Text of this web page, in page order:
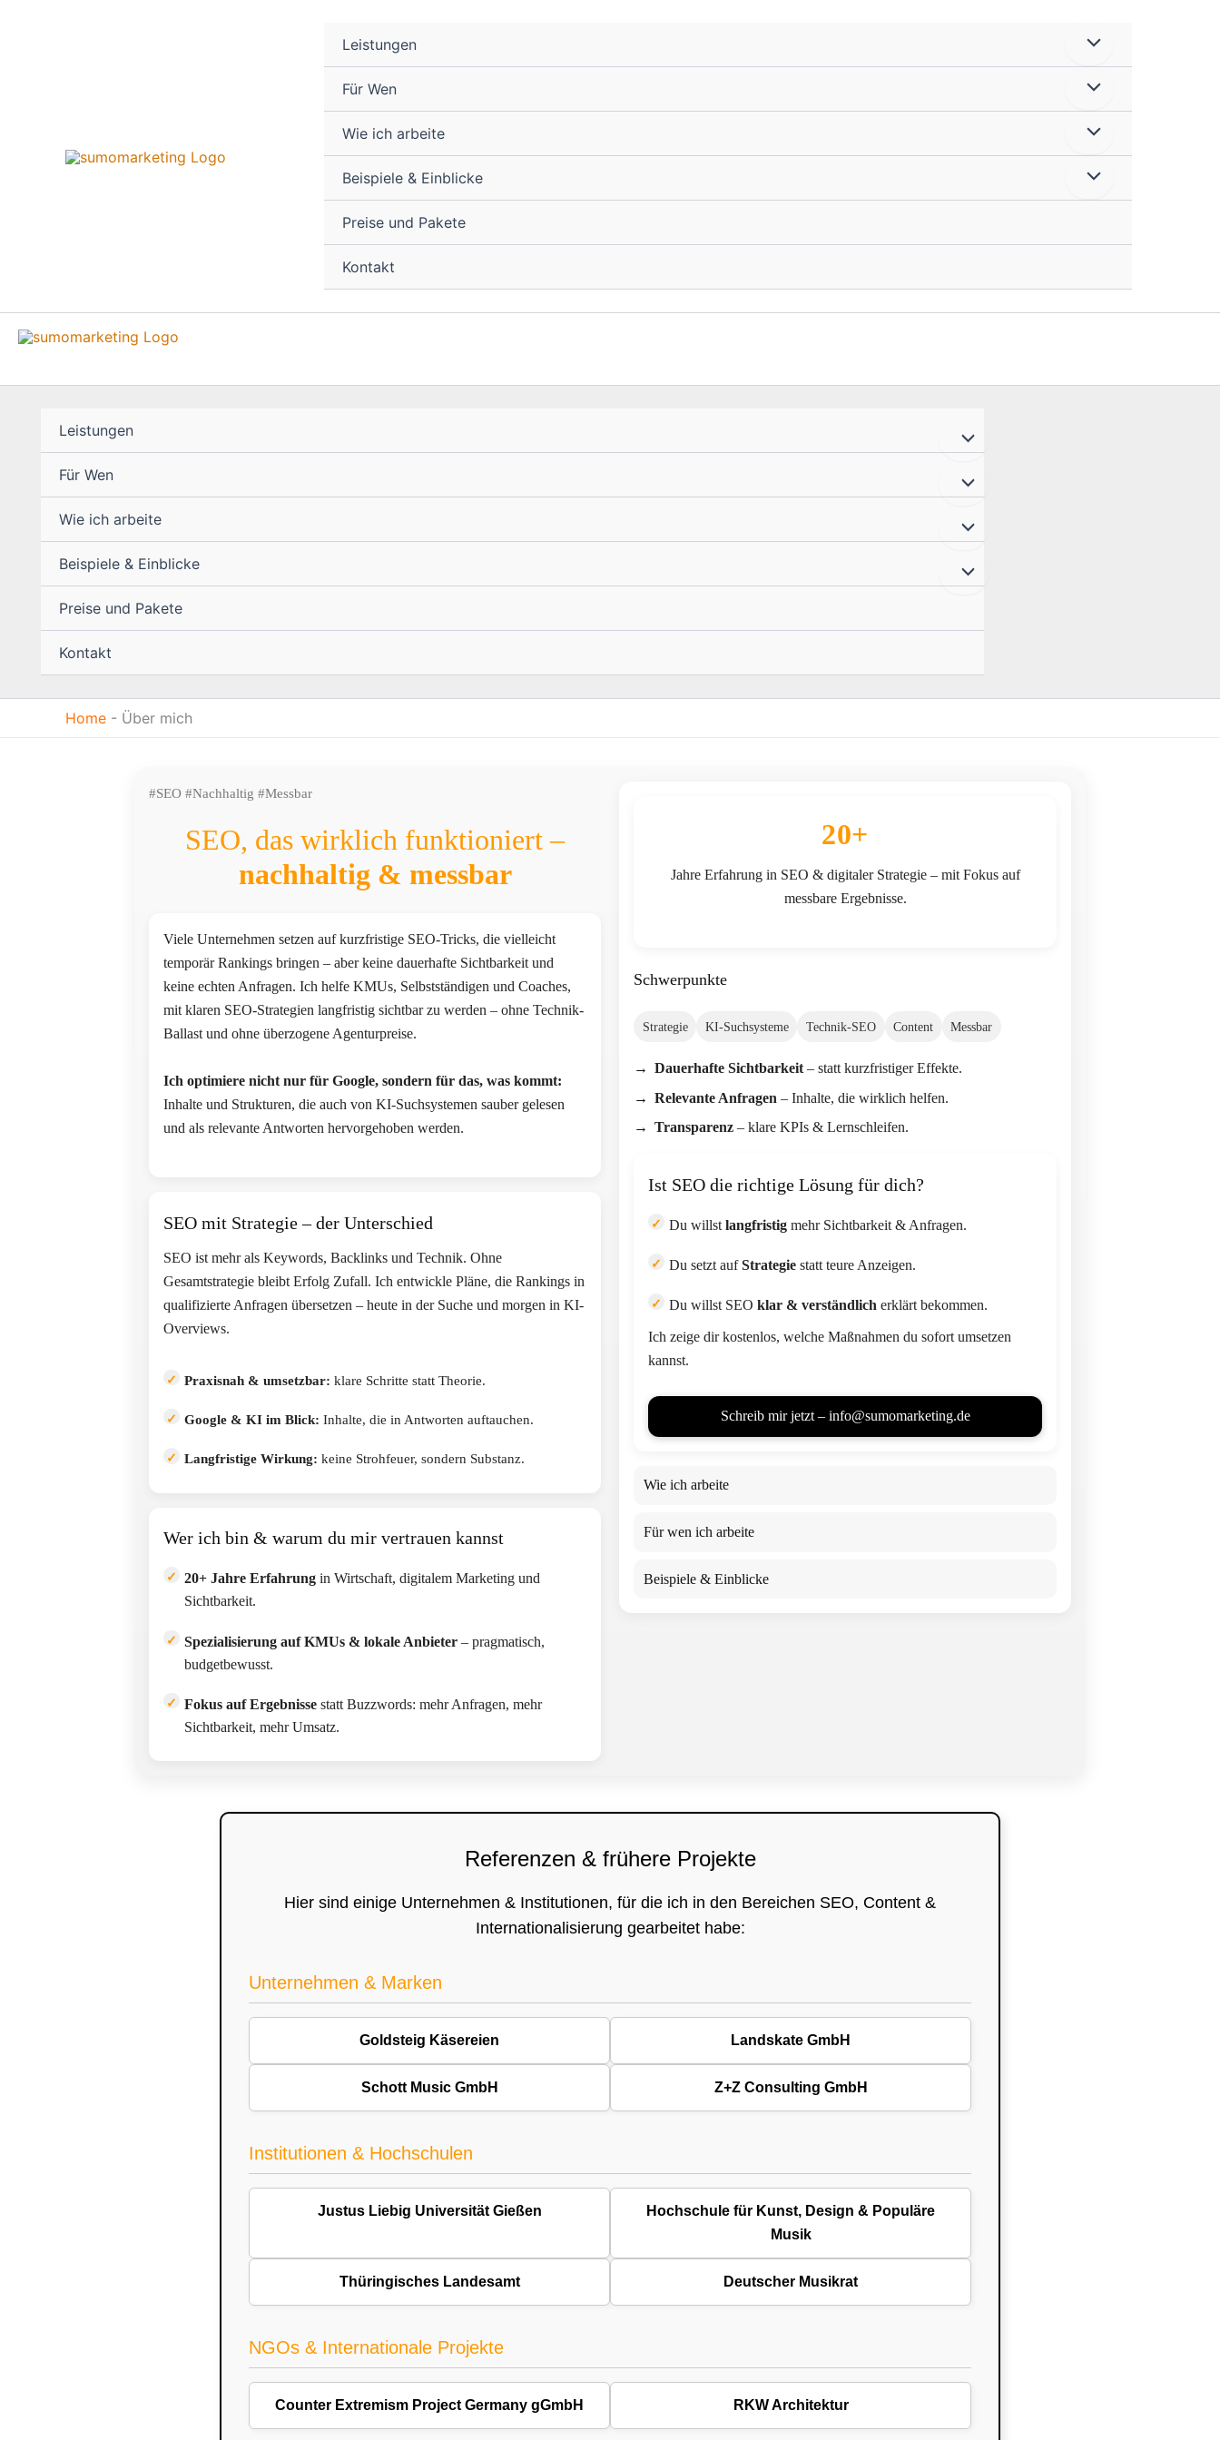
Leistungen
Für Wen
Wie ich arbeite
Beispiele & Einblicke
Preise und Pakete
Kontakt
Leistungen
Für Wen
Wie ich arbeite
Beispiele & Einblicke
Preise und Pakete
Kontakt
Home - Über mich
#SEO #Nachhaltig #Messbar
SEO, das wirklich funktioniert –
nachhaltig & messbar
Viele Unternehmen setzen auf kurzfristige SEO-Tricks, die vielleicht
temporär Rankings bringen – aber keine dauerhafte Sichtbarkeit und
keine echten Anfragen. Ich helfe KMUs, Selbstständigen und Coaches,
mit klaren SEO-Strategien langfristig sichtbar zu werden – ohne Technik-
Ballast und ohne überzogene Agenturpreise.
Ich optimiere nicht nur für Google, sondern für das, was kommt:
Inhalte und Strukturen, die auch von KI-Suchsystemen sauber gelesen
und als relevante Antworten hervorgehoben werden.
SEO mit Strategie – der Unterschied
SEO ist mehr als Keywords, Backlinks und Technik. Ohne
Gesamtstrategie bleibt Erfolg Zufall. Ich entwickle Pläne, die Rankings in
qualifizierte Anfragen übersetzen – heute in der Suche und morgen in KI-
Overviews.
Praxisnah & umsetzbar: klare Schritte statt Theorie.
Google & KI im Blick: Inhalte, die in Antworten auftauchen.
Langfristige Wirkung: keine Strohfeuer, sondern Substanz.
Wer ich bin & warum du mir vertrauen kannst
20+ Jahre Erfahrung in Wirtschaft, digitalem Marketing und
Sichtbarkeit.
Spezialisierung auf KMUs & lokale Anbieter – pragmatisch,
budgetbewusst.
Fokus auf Ergebnisse statt Buzzwords: mehr Anfragen, mehr
Sichtbarkeit, mehr Umsatz.
20+
Jahre Erfahrung in SEO & digitaler Strategie – mit Fokus auf
messbare Ergebnisse.
Schwerpunkte
Strategie KI-Suchsysteme Technik-SEO Content Messbar
Dauerhafte Sichtbarkeit – statt kurzfristiger Effekte.
Relevante Anfragen – Inhalte, die wirklich helfen.
Transparenz – klare KPIs & Lernschleifen.
Ist SEO die richtige Lösung für dich?
Du willstlangfristig mehr Sichtbarkeit & Anfragen.
Du setzt aufStrategie statt teure Anzeigen.
Du willst SEOklar & verständlich erklärt bekommen.
Ich zeige dir kostenlos, welche Maßnahmen du sofort umsetzen
kannst.
Schreib mir jetzt – info@sumomarketing.de
Wie ich arbeite
Für wen ich arbeite
Beispiele & Einblicke
Referenzen & frühere Projekte
Hier sind einige Unternehmen & Institutionen, für die ich in den Bereichen SEO, Content &
Internationalisierung gearbeitet habe:
Unternehmen & Marken
Goldsteig Käsereien Landskate GmbH
Schott Music GmbH Z+Z Consulting GmbH
Institutionen & Hochschulen
Justus Liebig Universität Gießen
Hochschule für Kunst, Design & Populäre
Musik
Thüringisches Landesamt Deutscher Musikrat
NGOs & Internationale Projekte
Counter Extremism Project Germany gGmbH RKW Architektur